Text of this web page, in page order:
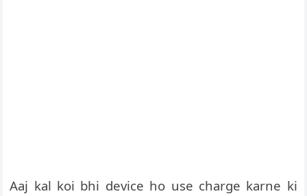
Aaj kal koi bhi device ho use charge karne ki